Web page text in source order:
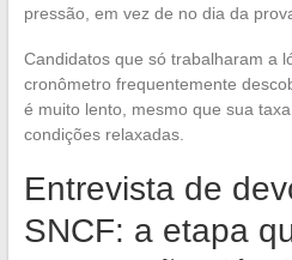
pressão, em vez de no dia da
Candidatos que só trabalharam a
cronômetro frequentemente
é muito lento, mesmo que sua
condições relaxadas.
Entrevista de
SNCF: a etapa